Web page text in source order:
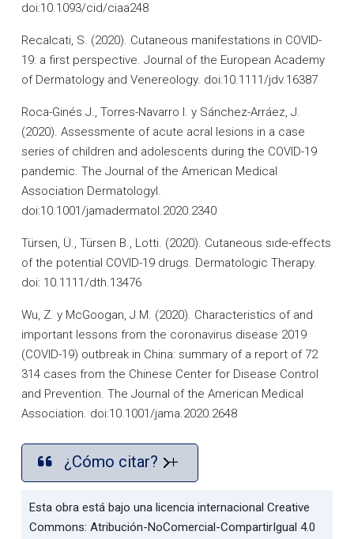
doi:10.1093/cid/ciaa248
Recalcati, S. (2020). Cutaneous manifestations in COVID-
19: a first perspective. Journal of the European Academy
of Dermatology and Venereology. doi:10.1111/jdv.16387
Roca-Ginés J., Torres-Navarro I. y Sánchez-Arráez, J.
(2020). Assessmente of acute acral lesions in a case
series of children and adolescents during the COVID-19
pandemic. The Journal of the American Medical
Association Dermatologyl.
doi:10.1001/jamadermatol.2020.2340
Türsen, Ü., Türsen B., Lotti. (2020). Cutaneous sıde-effects
of the potential COVID-19 drugs. Dermatologic Therapy.
doi: 10.1111/dth.13476
Wu, Z. y McGoogan, J.M. (2020). Characteristics of and
important lessons from the coronavirus disease 2019
(COVID-19) outbreak in China: summary of a report of 72
314 cases from the Chinese Center for Disease Control
and Prevention. The Journal of the American Medical
Association. doi:10.1001/jama.2020.2648
¿Cómo citar?
Esta obra está bajo una licencia internacional Creative
Commons: Atribución-NoComercial-CompartirIgual 4.0